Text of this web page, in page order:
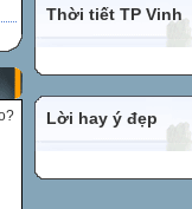
Thời tiết TP Vinh
Lời hay ý đẹp